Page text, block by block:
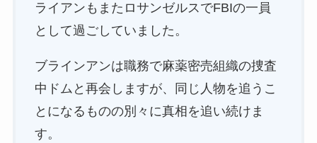
ライアンもまたロサンゼルスでFBIの一員
として過ごしていました。
ブラインアンは職務で麻薬密売組織の捜査
中ドムと再会しますが、同じ人物を追うこ
とになるものの別々に真相を追い続けま
す。